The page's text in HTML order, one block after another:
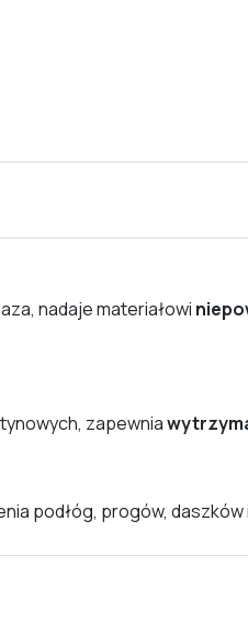
nadaje materiałowi
zapewnia
podłóg, progów, daszków